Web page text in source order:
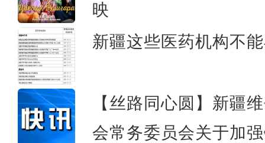
映
新疆这些医药机构不
【丝路同心圆】新疆
会常务委员会关于加
探访新疆首家航空器维修师